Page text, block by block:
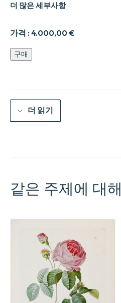
가격 :4.000,00 €
더 많은 세부사항
Automobiles
Berliet
구매
더 읽기
같은 주제에 대해